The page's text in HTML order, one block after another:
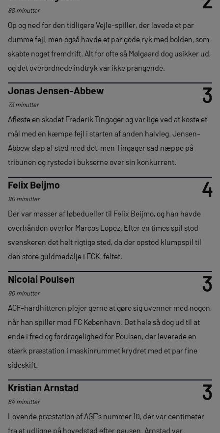
88 minutter
Op og ned for den tidligere Vejle-spiller, der lavede et par
dumme fejl, men også havde et par gode ryk med bolden, som
skabte noget fremdrift. Alt for ofte så Mølgaard dog usikker ud,
og det overordnede indtryk var ikke prangende.
Jonas Jensen-Abbew
73 minutter 3
Afløste en skadet Frederik Tingager og var lige ved at koste et
mål med en kæmpe fejl i starten af anden halvleg. Jensen-
Abbew slap af sted med det, men Tingager sad næppe på
tribunen og rystede i bukserne over sin konkurrent.
Felix Beijmo
90 minutter 4
Der var masser af løbedueller til Felix Beijmo, og han havde
overhånden overfor Marcos Lopez. Efter en times spil stod
svenskeren det helt rigtige sted, da der opstod klumpspil til
den store guldmedalje i FCK-feltet.
Nicolai Poulsen
90 minutter 3
AGF-hardhitteren plejer gerne at gøre sig uvenner med nogen,
når han spiller mod FC København. Det hele så dog ud til at
ende i fred og fordragelighed for Poulsen, der leverede en
stærk præstation i maskinrummet krydret med et par fine
sideskift.
Kristian Arnstad
84 minutter 3
Lovende præstation af AGF’s nummer 10, der var centimeter
fra at udligne på hovedstød efter pausen. Arnstad var